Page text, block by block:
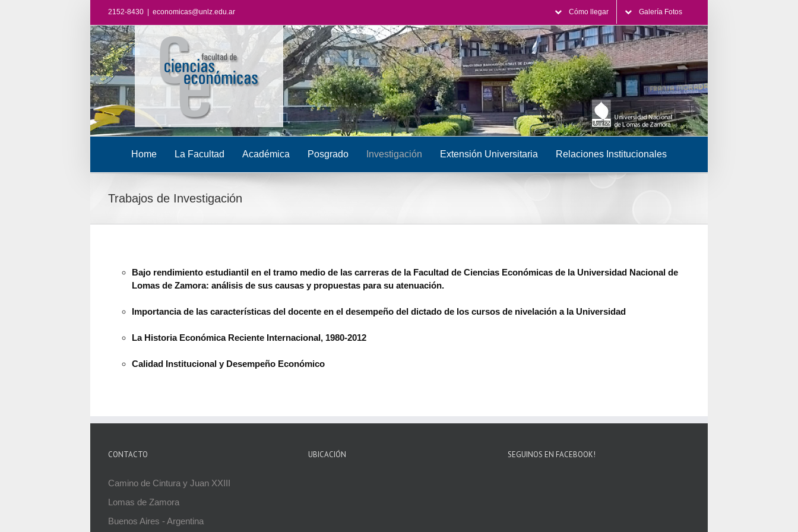
2152-8430 economicas@unlz.edu.ar Cómo llegar Galería Fotos
Home La Facultad Académica Posgrado Investigación Extensión Universitaria Relaciones Institucionales
Trabajos de Investigación
Bajo rendimiento estudiantil en el tramo medio de las carreras de la Facultad de Ciencias Económicas de la Universidad Nacional de
Lomas de Zamora: análisis de sus causas y propuestas para su atenuación.
Importancia de las características del docente en el desempeño del dictado de los cursos de nivelación a la Universidad
La Historia Económica Reciente Internacional, 1980-2012
Calidad Institucional y Desempeño Económico
CONTACTO
Camino de Cintura y Juan XXIII
Lomas de Zamora
Buenos Aires - Argentina
UBICACIÓN SEGUINOS EN FACEBOOK!